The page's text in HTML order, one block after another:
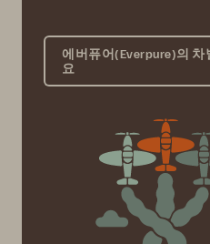
에버퓨어(Everpure)의 차
요